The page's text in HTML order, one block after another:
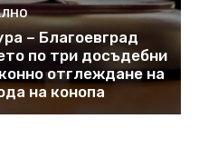
– Благоевград
по три досъдебни
отглеждане на
на конопа